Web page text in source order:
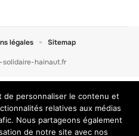
hainaut.fr
légales Sitemap
de personnaliser le contenu et
relatives aux médias
Nous partageons également
de notre site avec nos